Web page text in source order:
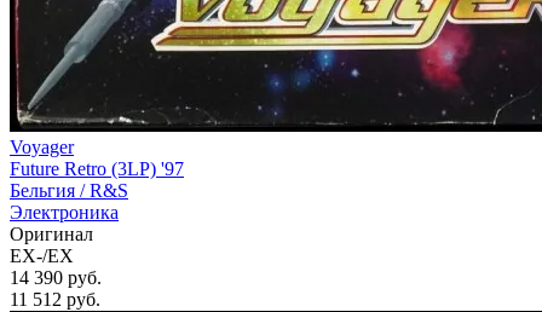
Voyager
Future Retro (3LP) '97
Бельгия /R&S
Электроника
Оригинал
EX-/EX
14 390 руб.
11 512 руб.